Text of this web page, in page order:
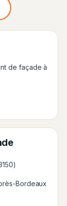
de façade à
Bordeaux